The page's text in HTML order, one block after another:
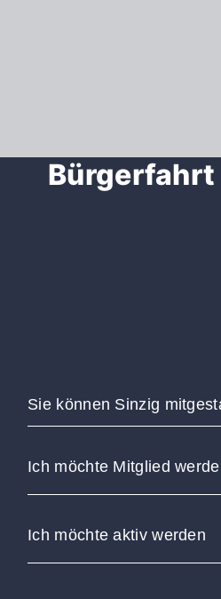
Bürgerfahrt
Sie können Sinzig
Ich möchte Mitglied
Ich möchte aktiv werden